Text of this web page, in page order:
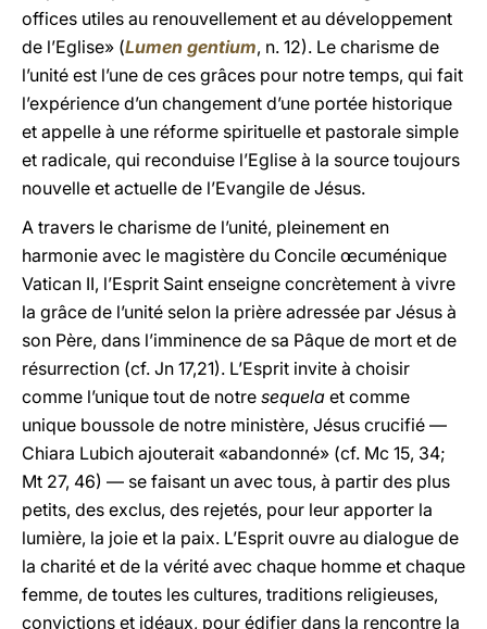
offices utiles au renouvellement et au développement
de l’Eglise» (Lumen gentium, n. 12). Le charisme de
l’unité est l’une de ces grâces pour notre temps, qui fait
l’expérience d’un changement d’une portée historique
et appelle à une réforme spirituelle et pastorale simple
et radicale, qui reconduise l’Eglise à la source toujours
nouvelle et actuelle de l’Evangile de Jésus.
A travers le charisme de l’unité, pleinement en
harmonie avec le magistère du Concile œcuménique
Vatican II, l’Esprit Saint enseigne concrètement à vivre
la grâce de l’unité selon la prière adressée par Jésus à
son Père, dans l’imminence de sa Pâque de mort et de
résurrection (cf. Jn 17,21). L’Esprit invite à choisir
comme l’unique tout de notre sequela et comme
unique boussole de notre ministère, Jésus crucifié —
Chiara Lubich ajouterait «abandonné» (cf. Mc 15, 34;
Mt 27, 46) — se faisant un avec tous, à partir des plus
petits, des exclus, des rejetés, pour leur apporter la
lumière, la joie et la paix. L’Esprit ouvre au dialogue de
la charité et de la vérité avec chaque homme et chaque
femme, de toutes les cultures, traditions religieuses,
convictions et idéaux, pour édifier dans la rencontre la